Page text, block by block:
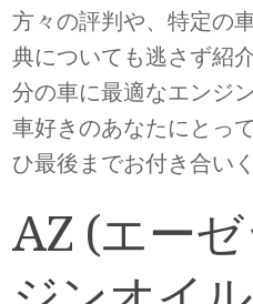
方々の評判や、特定の
典についても逃さず紹
分の車に最適なエンジ
車好きのあなたにとっ
ひ最後までお付き合い
AZ (エー